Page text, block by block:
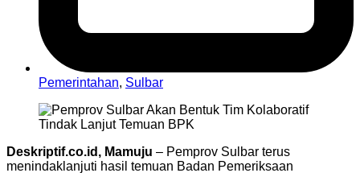
Pemerintahan, Sulbar
Deskriptif.co.id, Mamuju – Pemprov Sulbar terus
menindaklanjuti hasil temuan Badan Pemeriksaan